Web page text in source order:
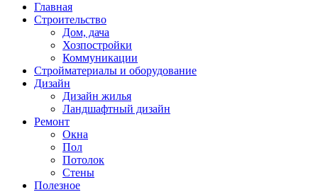
Главная
Строительство
Дом, дача
Хозпостройки
Коммуникации
Стройматериалы и оборудование
Дизайн
Дизайн жилья
Ландшафтный дизайн
Ремонт
Окна
Пол
Потолок
Стены
Полезное